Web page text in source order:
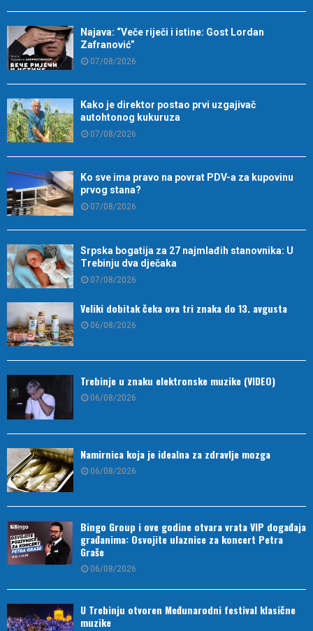
Najava: “Veče riječi i istine: Gost Lordan
Zafranović”
07/08/2026
Kako je direktor postao prvi uzgajivač
autohtonog kukuruza
07/08/2026
Ko sve ima pravo na povrat PDV-a za kupovinu
prvog stana?
07/08/2026
Srpska bogatija za 27 najmlađih stanovnika: U
Trebinju dva dječaka
07/08/2026
Veliki dobitak čeka ova tri znaka do 13. avgusta
06/08/2026
Trebinje u znaku elektronske muzike (VIDEO)
06/08/2026
Namirnica koja je idealna za zdravlje mozga
06/08/2026
Bingo Group i ove godine otvara vrata VIP događaja
građanima: Osvojite ulaznice za koncert Petra
Graše
06/08/2026
U Trebinju otvoren Međunarodni festival klasične
muzike